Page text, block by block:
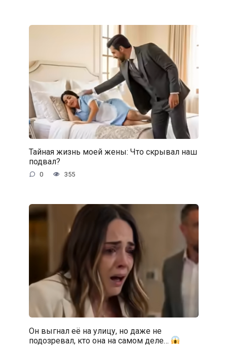
Тайная жизнь моей жены: Что скрывал наш
подвал?
0 355
Он выгнал её на улицу, но даже не
подозревал, кто она на самом деле…